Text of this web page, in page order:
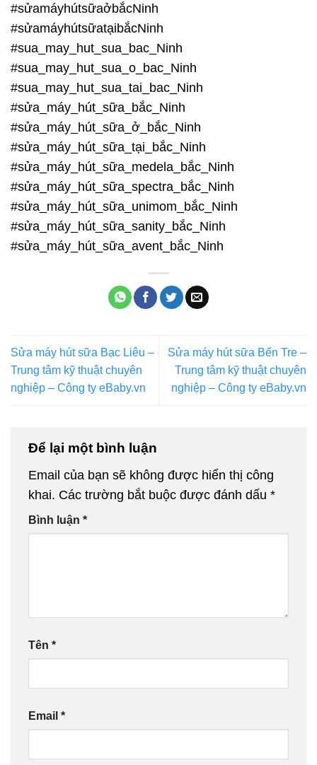
#sửamáyhútsữaởbắcNinh
#sửamáyhútsữatạibắcNinh
#sua_may_hut_sua_bac_Ninh
#sua_may_hut_sua_o_bac_Ninh
#sua_may_hut_sua_tai_bac_Ninh
#sửa_máy_hút_sữa_bắc_Ninh
#sửa_máy_hút_sữa_ở_bắc_Ninh
#sửa_máy_hút_sữa_tại_bắc_Ninh
#sửa_máy_hút_sữa_medela_bắc_Ninh
#sửa_máy_hút_sữa_spectra_bắc_Ninh
#sửa_máy_hút_sữa_unimom_bắc_Ninh
#sửa_máy_hút_sữa_sanity_bắc_Ninh
#sửa_máy_hút_sữa_avent_bắc_Ninh
Sửa máy hút sữa Bạc Liêu –
Trung tâm kỹ thuật chuyên
nghiệp – Công ty eBaby.vn
Sửa máy hút sữa Bến Tre –
Trung tâm kỹ thuật chuyên
nghiệp – Công ty eBaby.vn
Để lại một bình luận
Email của bạn sẽ không được hiển thị công
khai. Các trường bắt buộc được đánh dấu *
Bình luận *
Tên *
Email *